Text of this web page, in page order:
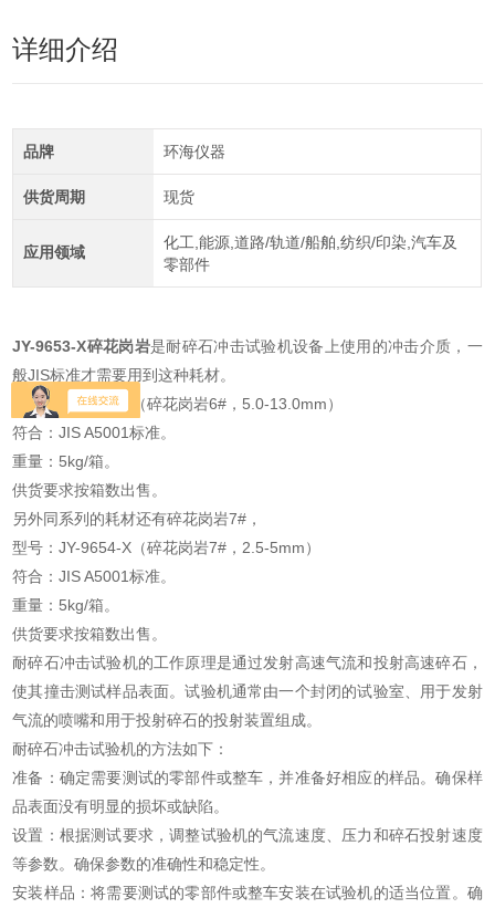
详细介绍
品牌 环海仪器
供货周期 现货
应用领域
化工,能源,道路/轨道/船舶,纺织/印染,汽车及
零部件
JY-9653-X碎花岗岩是耐碎石冲击试验机设备上使用的冲击介质，一
般JIS标准才需要用到这种耗材。
型号：JY-9653-X（碎花岗岩6#，5.0-13.0mm）
符合：JIS A5001标准。
重量：5kg/箱。
供货要求按箱数出售。
另外同系列的耗材还有碎花岗岩7#，
型号：JY-9654-X（碎花岗岩7#，2.5-5mm）
符合：JIS A5001标准。
重量：5kg/箱。
供货要求按箱数出售。
耐碎石冲击试验机的工作原理是通过发射高速气流和投射高速碎石，
使其撞击测试样品表面。试验机通常由一个封闭的试验室、用于发射
气流的喷嘴和用于投射碎石的投射装置组成。
耐碎石冲击试验机的方法如下：
准备：确定需要测试的零部件或整车，并准备好相应的样品。确保样
品表面没有明显的损坏或缺陷。
设置：根据测试要求，调整试验机的气流速度、压力和碎石投射速度
等参数。确保参数的准确性和稳定性。
安装样品：将需要测试的零部件或整车安装在试验机的适当位置。确